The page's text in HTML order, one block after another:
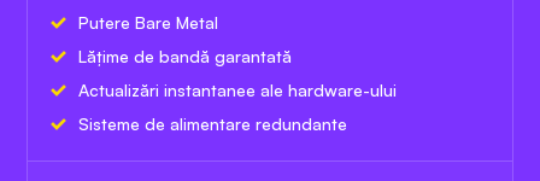
Putere Bare Metal
Lățime de bandă garantată
Actualizări instantanee ale hardware-ului
Sisteme de alimentare redundante